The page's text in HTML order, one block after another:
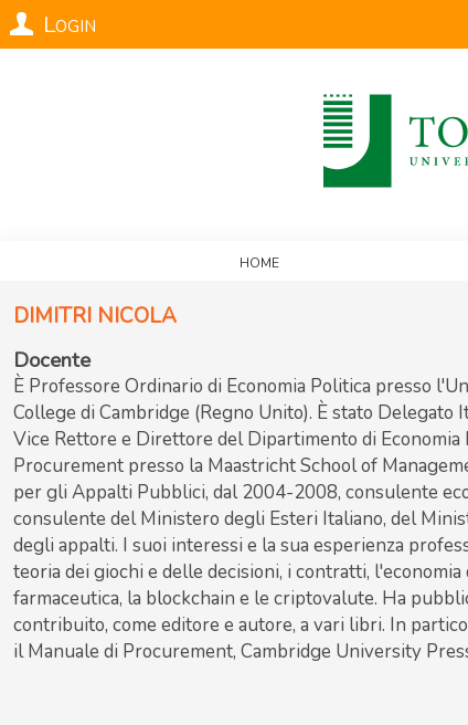
Login
Home
DimitriNicola
Docente
È Professore Ordinario di Economia Politica presso
College di Cambridge (Regno Unito). È stato Delegato
Vice Rettore e Direttore del Dipartimento di
Procurement presso la Maastricht School of
per gli Appalti Pubblici, dal 2004-2008, consulente
consulente del Ministero degli Esteri Italiano, del
degli appalti. I suoi interessi e la sua esperienza
teoria dei giochi e delle decisioni, i contratti,
farmaceutica, la blockchain e le criptovalute. Ha
contribuito, come editore e autore, a vari libri. In
il Manuale di Procurement, Cambridge University